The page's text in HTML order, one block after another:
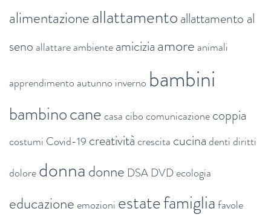
alimentazioneallattamentoallattamento al
seno allattareambienteamiciziaamore animali
apprendimento autunno inverno bambini
bambinocanecasacibocomunicazionecoppia
costumi Covid-19 creativitàcrescita cucinadentidiritti
doloredonnadonne DSA DVDecologia
educazioneemozioni estatefamigliafavole